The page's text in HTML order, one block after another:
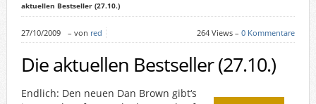
aktuellen Bestseller (27.10.)
27/10/2009 – von red 264 Views –0 Kommentare
Die aktuellen Bestseller (27.10.)
Endlich: Den neuen Dan Brown gibt‘s